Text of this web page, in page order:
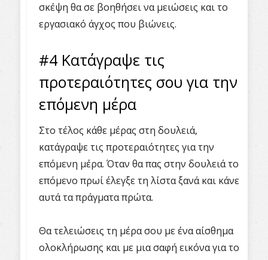
σκέψη θα σε βοηθήσει να μειώσεις και το
εργασιακό άγχος που βιώνεις.
#4 Κατάγραψε τις
προτεραιότητες σου για την
επόμενη μέρα
Στο τέλος κάθε μέρας στη δουλειά,
κατάγραψε τις προτεραιότητες για την
επόμενη μέρα. Όταν θα πας στην δουλειά το
επόμενο πρωί έλεγξε τη λίστα ξανά και κάνε
αυτά τα πράγματα πρώτα.
Θα τελειώσεις τη μέρα σου με ένα αίσθημα
ολοκλήρωσης και με μια σαφή εικόνα για το